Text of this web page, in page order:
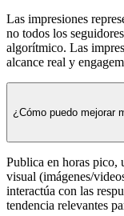
Las impresiones
no todos los
algorítmico. Las
alcance real y
¿Cómo puedo mejorar
Publica en horas pico,
visual (imágenes/
interactúa con las
tendencia relevantes